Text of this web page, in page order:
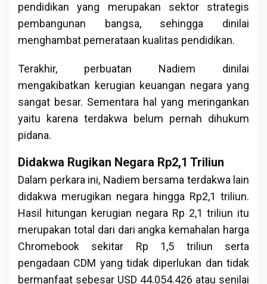
pendidikan yang merupakan sektor strategis
pembangunan bangsa, sehingga dinilai
menghambat pemerataan kualitas pendidikan.
Terakhir, perbuatan Nadiem dinilai
mengakibatkan kerugian keuangan negara yang
sangat besar. Sementara hal yang meringankan
yaitu karena terdakwa belum pernah dihukum
pidana.
Didakwa Rugikan Negara Rp2,1 Triliun
Dalam perkara ini, Nadiem bersama terdakwa lain
didakwa merugikan negara hingga Rp2,1 triliun.
Hasil hitungan kerugian negara Rp 2,1 triliun itu
merupakan total dari dari angka kemahalan harga
Chromebook sekitar Rp 1,5 triliun serta
pengadaan CDM yang tidak diperlukan dan tidak
bermanfaat sebesar USD 44.054.426 atau senilai